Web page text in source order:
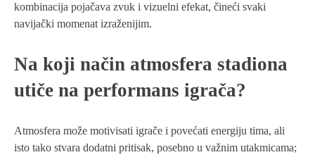
kombinacija pojačava zvuk i vizuelni efekat, čineći svaki
navijački momenat izraženijim.
Na koji način atmosfera stadiona
utiče na performans igrača?
Atmosfera može motivisati igrače i povećati energiju tima, ali
isto tako stvara dodatni pritisak, posebno u važnim utakmicama;